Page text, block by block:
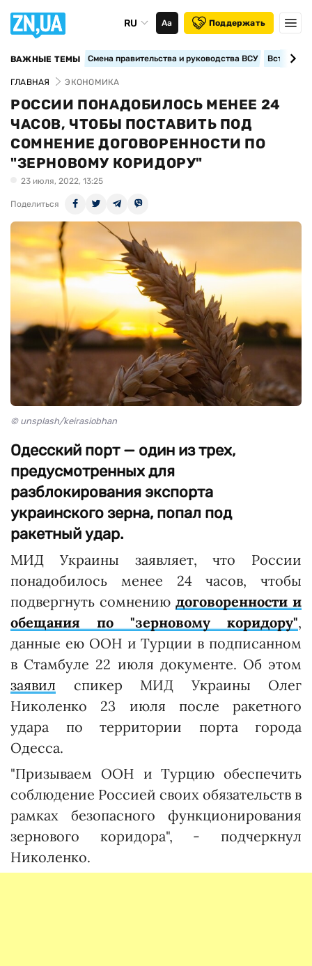
RU Аа Поддержать
ВАЖНЫЕ ТЕМЫ Смена правительства и руководства ВСУ
ГЛАВНАЯ ЭКОНОМИКА
РОССИИ ПОНАДОБИЛОСЬ МЕНЕЕ 24
ЧАСОВ, ЧТОБЫ ПОСТАВИТЬ ПОД
СОМНЕНИЕ ДОГОВОРЕННОСТИ ПО
"ЗЕРНОВОМУ КОРИДОРУ"
23 июля, 2022, 13:25
Поделиться
© unsplash/keirasiobhan
Одесский порт — один из трех,
предусмотренных для
разблокирования экспорта
украинского зерна, попал под
ракетный удар.
МИД Украины заявляет, что России
понадобилось менее 24 часов, чтобы
подвергнуть сомнению договоренности и
обещания по "зерновому коридору",
данные ею ООН и Турции в подписанном
в Стамбуле 22 июля документе. Об этом
заявил спикер МИД Украины Олег
Николенко 23 июля после ракетного
удара по территории порта города
Одесса.
"Призываем ООН и Турцию обеспечить
соблюдение Россией своих обязательств в
рамках безопасного функционирования
зернового коридора", - подчеркнул
Николенко.